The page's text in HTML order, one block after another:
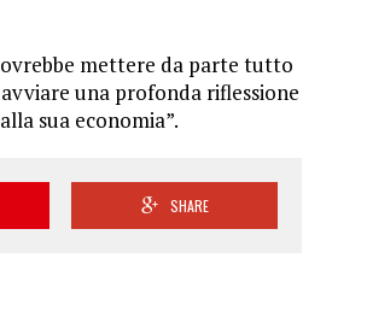
mettere da parte tutto
una profonda riflessione
sua economia”.
SHARE